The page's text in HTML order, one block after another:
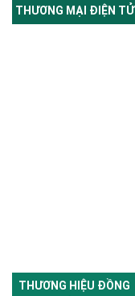
THƯƠNG MẠI ĐIỆN TỬ
THƯƠNG HIỆU ĐỒNG